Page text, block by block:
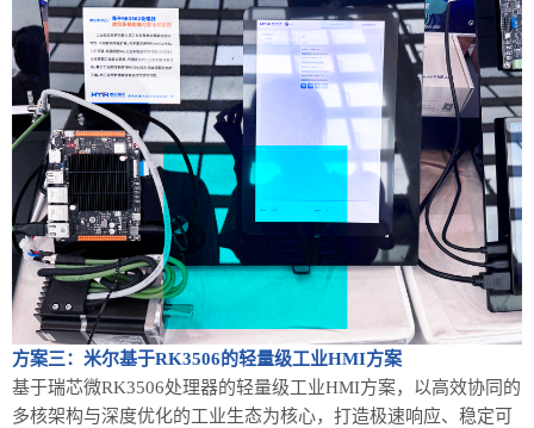
方案三： 米尔基于RK3506的轻量级工业HMI方案
基于瑞芯微RK3506处理器的轻量级工业HMI方案，以高效协同的
多核架构与深度优化的工业生态为核心，打造极速响应、稳定可